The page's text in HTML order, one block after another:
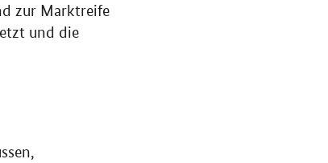
zur Marktreife
und die